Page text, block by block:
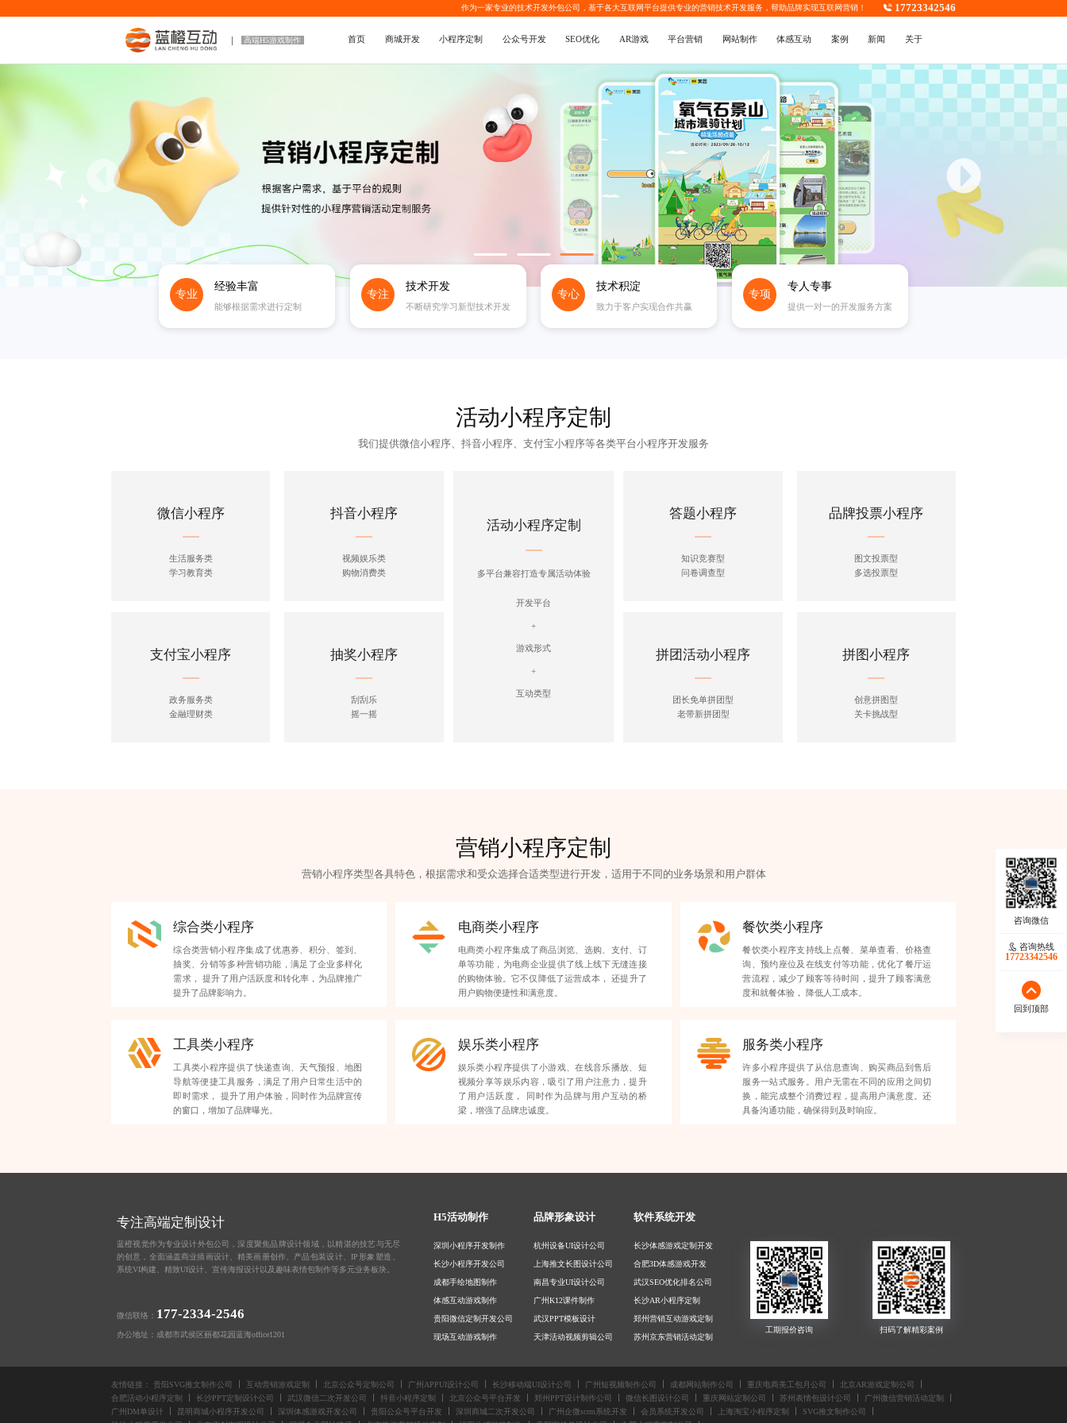
作为一家专业的技术开发外包公司 ，基于各大互联网平台提供专业的营销技术开发服务，帮助品牌实现互联网营销！ 17723342546
高端H5游戏制作 首页 商城开发 小程序定制 公众号开发 SEO优化 AR游戏 平台营销 网站制作 体感互动 案例 新闻 关于
专业
经验丰富
能够根据需求进行定制
专注
技术开发
不断研究学习新型技术开发
专心
技术积淀
致力于客户实现合作共赢
专项
专人专事
提供一对一的开发服务方案
活动小程序定制
我们提供微信小程序、抖音小程序、支付宝小程序等各类平台小程序开发服务
微信小程序
生活服务类
学习教育类
抖音小程序
视频娱乐类
购物消费类
支付宝小程序
政务服务类
金融理财类
抽奖小程序
刮刮乐
摇一摇
活动小程序定制
多平台兼容打造专属活动体验
开发平台
+
游戏形式
+
互动类型
答题小程序
知识竞赛型
问卷调查型
品牌投票小程序
图文投票型
多选投票型
拼团活动小程序
团长免单拼团型
老带新拼团型
拼图小程序
创意拼图型
关卡挑战型
营销小程序定制
营销小程序类型各具特色，根据需求和受众选择合适类型进行开发，适用于不同的业务场景和用户群体
综合类小程序
综合类营销小程序集成了优惠券、积分、签到、
抽奖、分销等多种营销功能，满足了企业多样化
需求， 提升了用户活跃度和转化率，为品牌推广
提升了品牌影响力。
电商类小程序
电商类小程序集成了商品浏览、选购、支付、订
单等功能，为电商企业提供了线上线下无缝连接
的购物体验。它不仅降低了运营成本， 还提升了
用户购物便捷性和满意度。
餐饮类小程序
餐饮类小程序支持线上点餐、菜单查看、价格查
询、预约座位及在线支付等功能，优化了餐厅运
营流程，减少了顾客等待时间，提升了顾客满意
度和就餐体验， 降低人工成本。
工具类小程序
工具类小程序提供了快递查询、天气预报、地图
导航等便捷工具服务，满足了用户日常生活中的
即时需求， 提升了用户体验，同时作为品牌宣传
的窗口，增加了品牌曝光。
娱乐类小程序
娱乐类小程序提供了小游戏、在线音乐播放、短
视频分享等娱乐内容，吸引了用户注意力，提升
了用户活跃度， 同时作为品牌与用户互动的桥
梁，增强了品牌忠诚度。
服务类小程序
许多小程序提供了从信息查询、购买商品到售后
服务一站式服务。用户无需在不同的应用之间切
换，能完成整个消费过程，提高用户满意度。还
具备沟通功能，确保得到及时响应。
咨询热线
17723342546
回到顶部
专注高端定制设计
蓝橙视觉作为专业设计外包公司
，深度聚焦品牌设计领域，以精湛的技艺与无尽
的创意，全面涵盖商业插画设计 精美画册创作 产品包装设计 IP形象塑造
系统VI构建、 精致UI设计 宣传海报设计以及趣味表情包制作等多元业务板块。
微信联络： 177-2334-2546
办公地址：成都市武侯区丽都花园蓝海office1201
H5活动制作
深圳小程序开发制作
长沙小程序开发公司
成都手绘地图制作
体感互动游戏制作
贵阳微信定制开发公司
现场互动游戏制作
南京小程序开发制作
成都商城制作公司
品牌形象设计
杭州设备UI设计公司
上海推文长图设计公司
南昌专业UI设计公司
广州K12课件制作
武汉PPT模板设计
天津活动视频剪辑公司
武汉SVG动画设计公司
软件系统开发
长沙体感游戏定制开发
合肥3D体感游戏开发
武汉SEO优化排名公司
长沙AR小程序定制
郑州营销互动游戏定制
苏州京东营销活动定制
南京活动小程序定制
友情链接： 贵阳SVG推文制作公司 互动营销游戏定制 北京公众号定制公司 广州APPUI设计公司 长沙移动端UI设计公司 广州短视频制作公司 成都网站制作公司 重庆电商美工包月公司
北京AR游戏定制公司
合肥活动小程序定制
长沙PPT定制设计公司 武汉微信二次开发公司 抖音小程序定制 北京公众号平台开发 郑州PPT设计制作公司 微信长图设计公司 重庆网站定制公司 苏州表情包设计公司
广州微信营销活动定制
广州DM单设计
昆明商城小程序开发公司 深圳体感游戏开发公司 贵阳公众号平台开发 深圳商城二次开发公司 广州企微scrm系统开发 会员系统开发公司 上海淘宝小程序定制
SVG推文制作公司